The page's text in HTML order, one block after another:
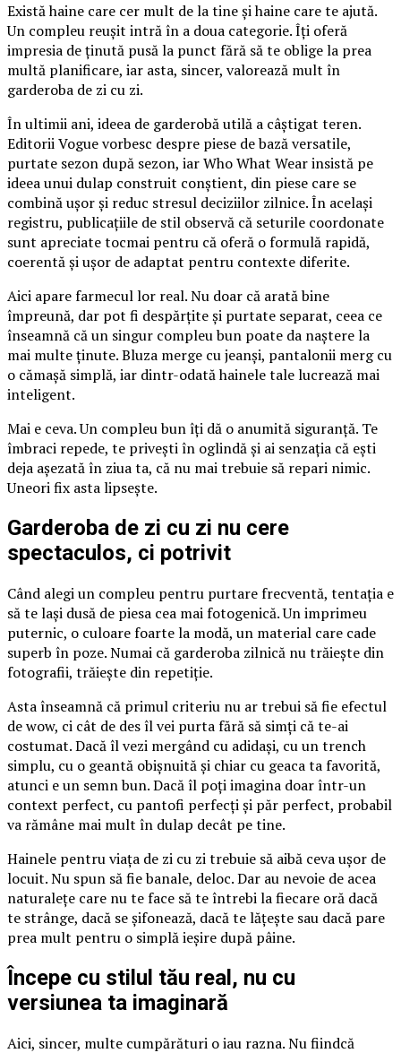
Există haine care cer mult de la tine și haine care te ajută.
Un compleu reușit intră în a doua categorie. Îți oferă
impresia de ținută pusă la punct fără să te oblige la prea
multă planificare, iar asta, sincer, valorează mult în
garderoba de zi cu zi.
În ultimii ani, ideea de garderobă utilă a câștigat teren.
Editorii Vogue vorbesc despre piese de bază versatile,
purtate sezon după sezon, iar Who What Wear insistă pe
ideea unui dulap construit conștient, din piese care se
combină ușor și reduc stresul deciziilor zilnice. În același
registru, publicațiile de stil observă că seturile coordonate
sunt apreciate tocmai pentru că oferă o formulă rapidă,
coerentă și ușor de adaptat pentru contexte diferite.
Aici apare farmecul lor real. Nu doar că arată bine
împreună, dar pot fi despărțite și purtate separat, ceea ce
înseamnă că un singur compleu bun poate da naștere la
mai multe ținute. Bluza merge cu jeanși, pantalonii merg cu
o cămașă simplă, iar dintr-odată hainele tale lucrează mai
inteligent.
Mai e ceva. Un compleu bun îți dă o anumită siguranță. Te
îmbraci repede, te privești în oglindă și ai senzația că ești
deja așezată în ziua ta, că nu mai trebuie să repari nimic.
Uneori fix asta lipsește.
Garderoba de zi cu zi nu cere
spectaculos, ci potrivit
Când alegi un compleu pentru purtare frecventă, tentația e
să te lași dusă de piesa cea mai fotogenică. Un imprimeu
puternic, o culoare foarte la modă, un material care cade
superb în poze. Numai că garderoba zilnică nu trăiește din
fotografii, trăiește din repetiție.
Asta înseamnă că primul criteriu nu ar trebui să fie efectul
de wow, ci cât de des îl vei purta fără să simți că te-ai
costumat. Dacă îl vezi mergând cu adidași, cu un trench
simplu, cu o geantă obișnuită și chiar cu geaca ta favorită,
atunci e un semn bun. Dacă îl poți imagina doar într-un
context perfect, cu pantofi perfecți și păr perfect, probabil
va rămâne mai mult în dulap decât pe tine.
Hainele pentru viața de zi cu zi trebuie să aibă ceva ușor de
locuit. Nu spun să fie banale, deloc. Dar au nevoie de acea
naturalețe care nu te face să te întrebi la fiecare oră dacă
te strânge, dacă se șifonează, dacă te lățește sau dacă pare
prea mult pentru o simplă ieșire după pâine.
Începe cu stilul tău real, nu cu
versiunea ta imaginară
Aici, sincer, multe cumpărături o iau razna. Nu fiindcă